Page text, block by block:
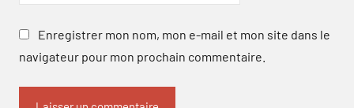
Enregistrer mon nom, mon e-mail et mon site dans le
navigateur pour mon prochain commentaire.